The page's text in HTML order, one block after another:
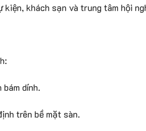
khách sạn và trung tâm hội
dính.
trên bề mặt sàn.